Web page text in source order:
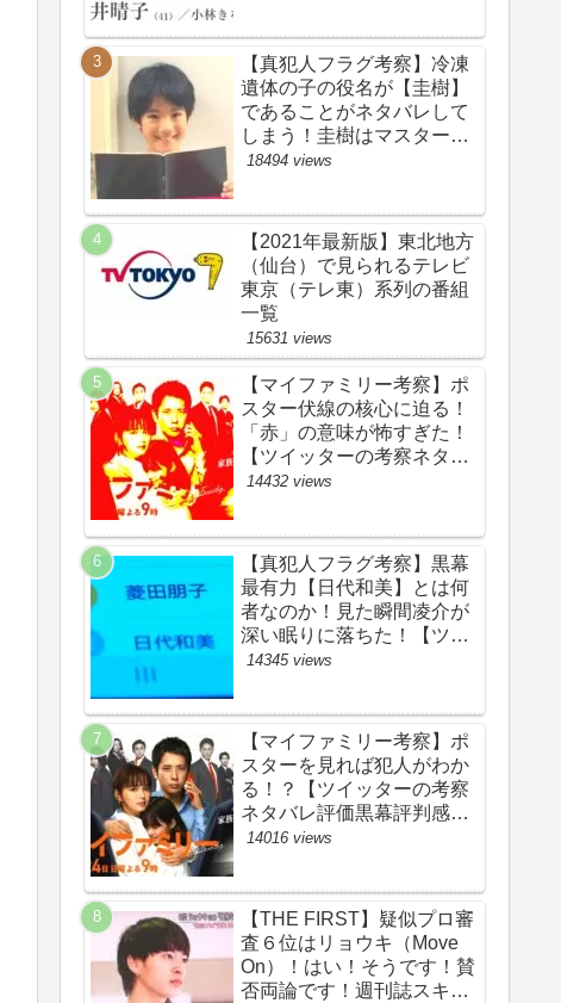
め・鴨居晴子】
【真犯人フラグ考察】冷凍
遺体の子の役名が【圭樹】
であることがネタバレして
しまう！圭樹はマスター日
野渉とバタコの子供か！
作犯人キャスト黒幕伏線ま
とめ】
18494 views
【2021年最新版】東北地方
（仙台）で見られるテレビ
東京（テレ東）系列の番組
一覧
15631 views
【マイファミリー考察】ポ
スター伏線の核心に迫る！
「赤」の意味が怖すぎた！
【ツイッターの考察ネタバ
レ評価黒幕評判感想批判原
14432 views
【真犯人フラグ考察】黒幕
最有力【日代和美】とは何
者なのか！見た瞬間凌介が
深い眠りに落ちた！【ツイ
ッターの考察ネタバレ感想
14345 views
【マイファミリー考察】ポ
スターを見れば犯人がわか
る！？【ツイッターの考察
ネタバレ評価黒幕評判感想
批判原作犯人キャスト脚本
14016 views
【THE FIRST】疑似プロ審
査６位はリョウキ（Move
On）！はい！そうです！賛
否両論です！週刊誌スキャ